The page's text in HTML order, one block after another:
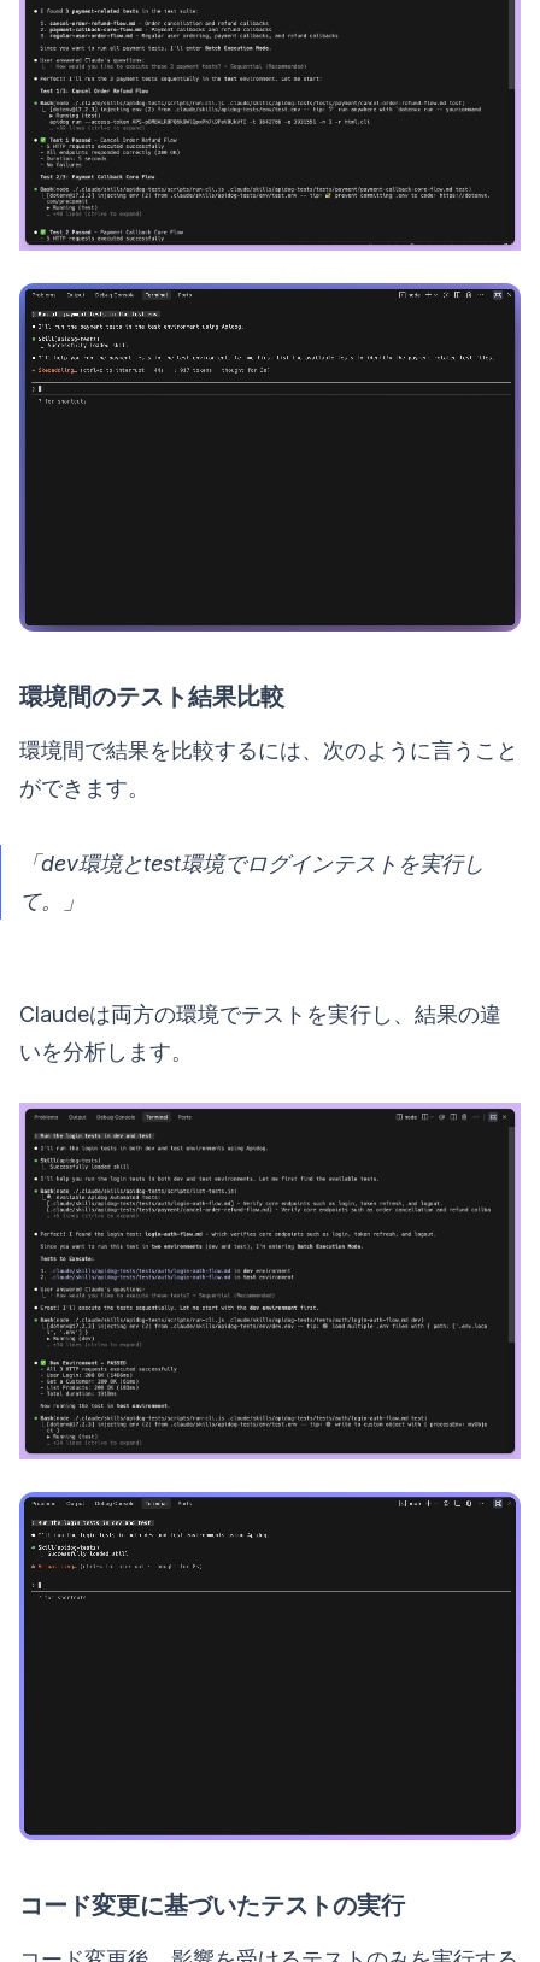
環境間のテスト結果比較
環境間で結果を比較するには、次のように言うこと
ができます。
「dev環境とtest環境でログインテストを実行し
て。」
Claudeは両方の環境でテストを実行し、結果の違
いを分析します。
コード変更に基づいたテストの実行